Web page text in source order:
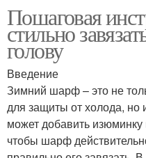
Пошаговая
стильно
голову
Введение
Зимний шарф – это не
для защиты от холода, но
может добавить
чтобы шарф